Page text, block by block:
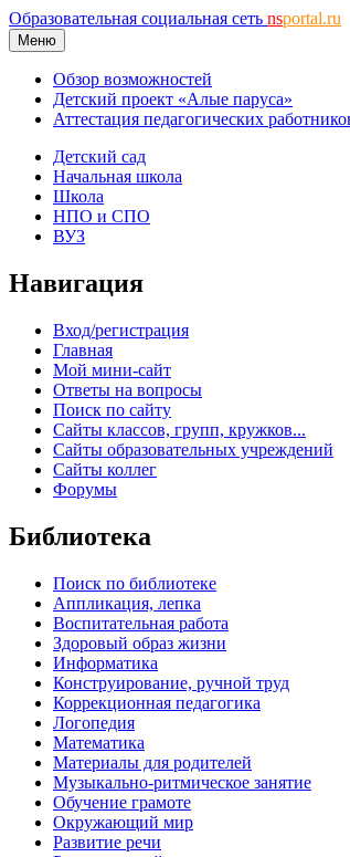
Образовательная социальная сеть nsportal.ru
Меню
Обзор возможностей
Детский проект «Алые паруса»
Аттестация педагогических
Детский сад
Начальная школа
Школа
НПО и СПО
ВУЗ
Навигация
Вход/регистрация
Главная
Мой мини-сайт
Ответы на вопросы
Поиск по сайту
Сайты классов, групп, кружков...
Сайты образовательных учреждений
Сайты коллег
Форумы
Библиотека
Поиск по библиотеке
Аппликация, лепка
Воспитательная работа
Здоровый образ жизни
Информатика
Конструирование, ручной труд
Коррекционная педагогика
Логопедия
Математика
Материалы для родителей
Музыкально-ритмическое занятие
Обучение грамоте
Окружающий мир
Развитие речи